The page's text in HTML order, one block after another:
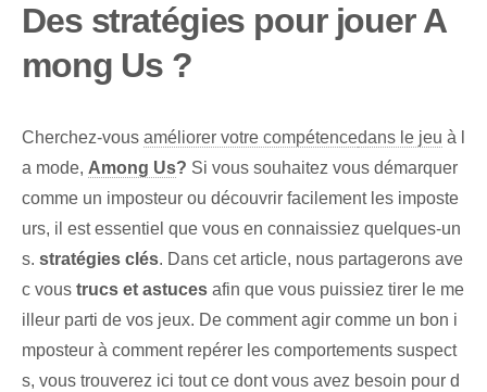
Des stratégies pour jouer A
mong Us ?
Cherchez-vous améliorer votre compétencedans le jeu à l
a mode, Among Us? Si vous souhaitez vous démarquer
comme un imposteur ou découvrir facilement les imposte
urs, il est essentiel que vous en connaissiez quelques-un
s. stratégies clés. Dans cet article, nous partagerons ave
c vous trucs et astuces afin que vous puissiez tirer le me
illeur parti de vos jeux. De comment agir comme un bon i
mposteur à comment repérer les comportements suspect
s, vous trouverez ici tout ce dont vous avez besoin pour d